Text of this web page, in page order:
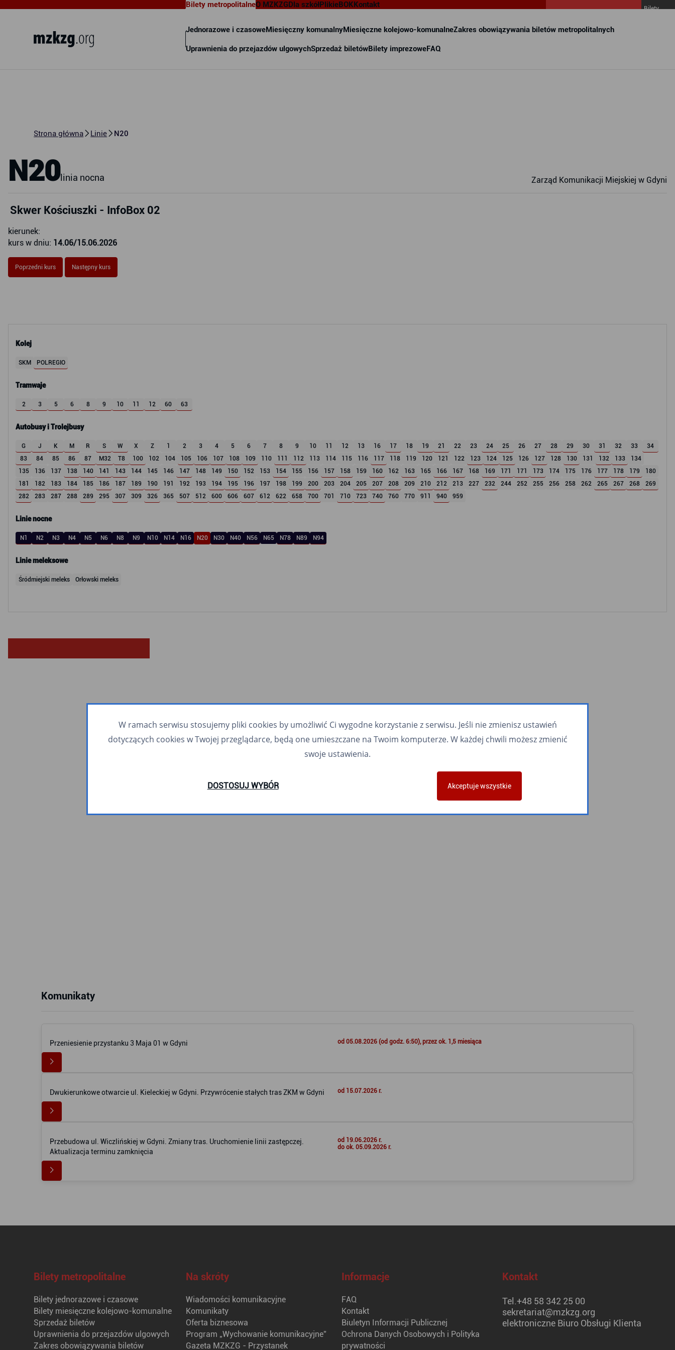
Bilety metropolitalne
Jednorazowe i czasoweMiesięczny komunalnyMiesięczne kolejowo-komunalneZakres obowiązywania biletów metropolitalnych
Uprawnienia do przejazdów ulgowychSprzedaż biletówBilety imprezoweFAQ
O MZKZGDla szkółPlikieBOKKontakt
Bilety
Strona główna Linie N20
Kolej
SKM POLREGIO
Tramwaje
2 3 5 6 8 9 10 11 12 60 63
Autobusy i Trolejbusy
G J K M R S W X Z 1 2 3 4 5 6 7 8 9 10 11 12 13 16 17 18 19 21 22 23 24 25 26 27 28 29 30 31 32 33
34
83
84 85 86 87 M32 T8 100 102 104 105 106 107 108 109 110 111 112 113 114 115 116 117 118 119 120 121 122 123 124 125 126 127 128 130 131 132 133
134
135
136 137 138 140 141 143 144 145 146 147 148 149 150 152 153 154 155 156 157 158 159 160 162 163 165 166 167 168 169 171 171 173 174 175 176 177 178 179
180
181
182 183 184 185 186 187 189 190 191 192 193 194 195 196 197 198 199 200 203 204 205 207 208 209 210 212 213 227 232 244 252 255 256 258 262 265 267 268
269
282
283 287 288 289 295 307 309 326 365 507 512 600 606 607 612 622 658 700 701 710 723 740 760 770 911 940 959
Linie nocne
N1 N2 N3 N4 N5 N6 N8 N9 N10 N14 N16 N20 N30 N40 N56 N65 N78 N89 N94
Linie meleksowe
Śródmiejski meleks Orłowski meleks
N20linia nocna Zarząd Komunikacji Miejskiej w Gdyni
Skwer Kościuszki - InfoBox 02
kierunek:
kurs w dniu: 14.06/15.06.2026
Poprzedni kurs Następny kurs
Komunikaty
Przeniesienie przystanku 3 Maja 01 w Gdyni od 05.08.2026 (od godz. 6:50), przez ok. 1,5 miesiąca
Dwukierunkowe otwarcie ul. Kieleckiej w Gdyni. Przywrócenie stałych tras ZKM w Gdyni od 15.07.2026 r.
Przebudowa ul. Wiczlińskiej w Gdyni. Zmiany tras. Uruchomienie linii zastępczej.
Aktualizacja terminu zamknięcia
od 19.06.2026 r.
do ok. 05.09.2026 r.
Bilety metropolitalne
Bilety jednorazowe i czasowe
Bilety miesięczne kolejowo-komunalne
Sprzedaż biletów
Uprawnienia do przejazdów ulgowych
Zakres obowiązywania biletów
Na skróty
Wiadomości komunikacyjne
Komunikaty
Oferta biznesowa
Program „Wychowanie komunikacyjne”
Gazeta MZKZG - Przystanek
Informacje
FAQ
Kontakt
Biuletyn Informacji Publicznej
Ochrona Danych Osobowych i Polityka
prywatności
Kontakt
Tel.+48 58 342 25 00
sekretariat@mzkzg.org
elektroniczne Biuro Obsługi Klienta
W ramach serwisu stosujemy pliki cookies by umożliwić Ci wygodne korzystanie z serwisu. Jeśli nie zmienisz ustawień
dotyczących cookies w Twojej przeglądarce, będą one umieszczane na Twoim komputerze. W każdej chwili możesz zmienić
swoje ustawienia.
DOSTOSUJ WYBÓR Akceptuje wszystkie